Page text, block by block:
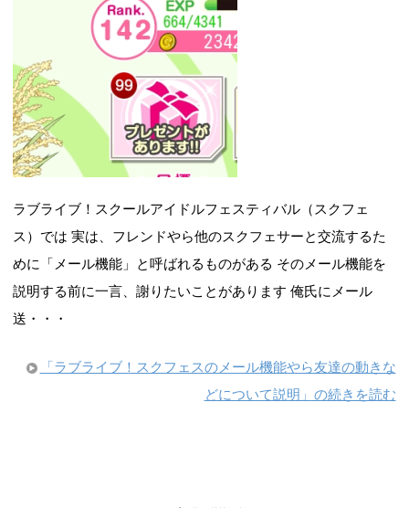
ラブライブ！スクールアイドルフェスティバル（スクフェ
ス）では 実は、フレンドやら他のスクフェサーと交流するた
めに「メール機能」と呼ばれるものがある そのメール機能を
説明する前に一言、謝りたいことがあります 俺氏にメール
送・・・
「ラブライブ！スクフェスのメール機能やら友達の動きな
どについて説明」の続きを読む